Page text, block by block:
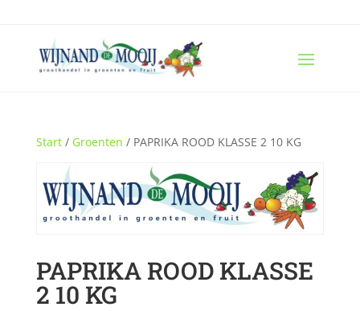
Start/ Groenten / PAPRIKA ROOD KLASSE 2 10 KG
PAPRIKA ROOD KLASSE
2 10 KG